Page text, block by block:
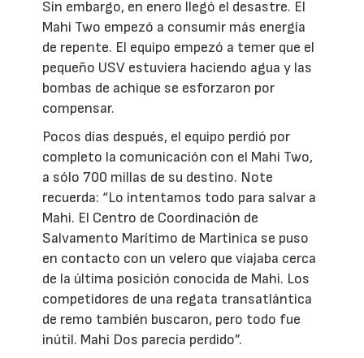
Sin embargo, en enero llegó el desastre. El
Mahi Two empezó a consumir más energía
de repente. El equipo empezó a temer que el
pequeño USV estuviera haciendo agua y las
bombas de achique se esforzaron por
compensar.
Pocos días después, el equipo perdió por
completo la comunicación con el Mahi Two,
a sólo 700 millas de su destino. Note
recuerda: “Lo intentamos todo para salvar a
Mahi. El Centro de Coordinación de
Salvamento Marítimo de Martinica se puso
en contacto con un velero que viajaba cerca
de la última posición conocida de Mahi. Los
competidores de una regata transatlántica
de remo también buscaron, pero todo fue
inútil. Mahi Dos parecía perdido”.